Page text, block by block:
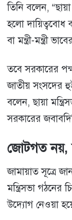
তিনি বলেন,
হলো দায়িত্ববোধ
বা মন্ত্রী-মন্ত্রী
তবে সরকারের
জাতীয় সংসদের
বলেন, ছায়া
সরকারের
জোটগত নয়,
জামায়াত সূত্রে
মন্ত্রিসভা গঠনের
উদ্যোগ নেওয়া